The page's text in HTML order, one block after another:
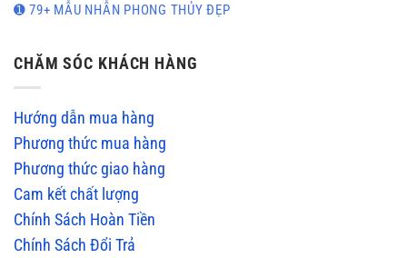
➊ 79+ MẪU NHẪN PHONG THỦY ĐẸP
CHĂM SÓC KHÁCH HÀNG
Hướng dẫn mua hàng
Phương thức mua hàng
Phương thức giao hàng
Cam kết chất lượng
Chính Sách Hoàn Tiền
Chính Sách Đổi Trả